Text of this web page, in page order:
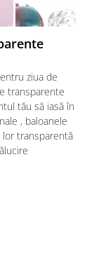
ziua de
transparente
tău să iasă în
, baloanele
transparentă